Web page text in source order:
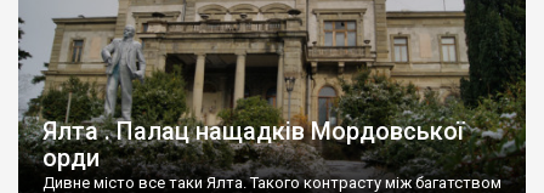
Ялта . Палац нащадків Мордовської
орди
Дивне місто все таки Ялта. Такого контрасту між багатством